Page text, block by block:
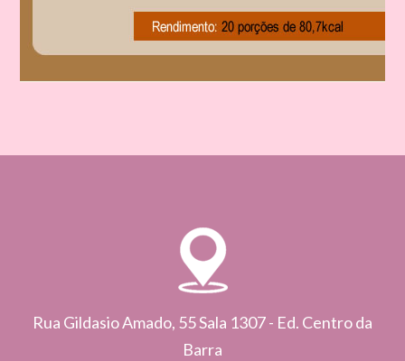
Rua Gildasio Amado, 55 Sala 1307 - Ed. Centro da
Barra